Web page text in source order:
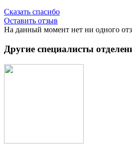
Сказать спасибо
Оставить отзыв
На данный момент нет ни одного
Другие специалисты